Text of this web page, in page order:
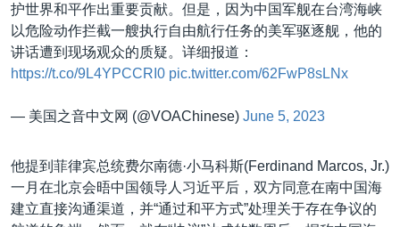
护世界和平作出重要贡献。但是，因为中国军舰在台湾海峡
以危险动作拦截一艘执行自由航行任务的美军驱逐舰，他的
讲话遭到现场观众的质疑。详细报道：
https://t.co/9L4YPCCRI0 pic.twitter.com/62FwP8sLNx
— 美国之音中文网 (@VOAChinese) June 5, 2023
他提到菲律宾总统费尔南德·小马科斯(Ferdinand Marcos, Jr.)
一月在北京会晤中国领导人习近平后，双方同意在南中国海
建立直接沟通渠道，并“通过和平方式”处理关于存在争议的